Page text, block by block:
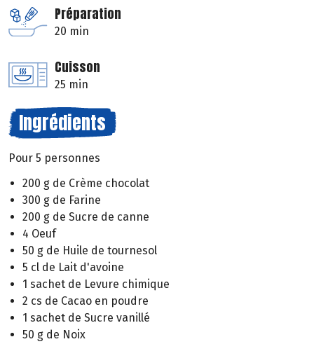
Préparation
20 min
Cuisson
25 min
Ingrédients
Pour 5 personnes
200 g de Crème chocolat
300 g de Farine
200 g de Sucre de canne
4 Oeuf
50 g de Huile de tournesol
5 cl de Lait d'avoine
1 sachet de Levure chimique
2 cs de Cacao en poudre
1 sachet de Sucre vanillé
50 g de Noix